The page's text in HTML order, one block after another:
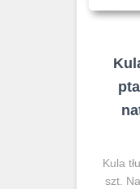
Kula
szt.